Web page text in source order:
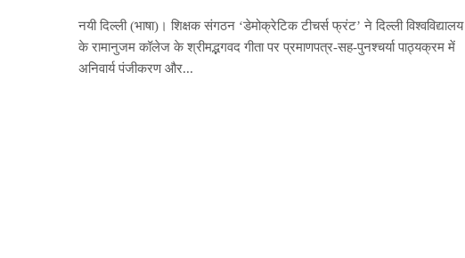
नयी दिल्ली (भाषा)। शिक्षक संगठन ‘डेमोक्रेटिक टीचर्स फ्रंट’ ने दिल्ली विश्वविद्यालय
के रामानुजम कॉलेज के श्रीमद्भगवद गीता पर प्रमाणपत्र-सह-पुनश्चर्या पाठ्यक्रम में
अनिवार्य पंजीकरण और...